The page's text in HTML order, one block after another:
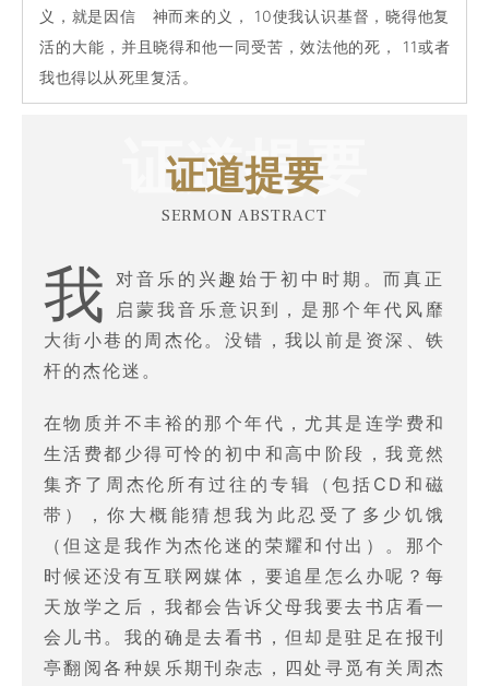
义，就是因信 神而来的义， 10使我认识基督，晓得他复
活的大能，并且晓得和他一同受苦，效法他的死， 11或者
我也得以从死里复活。
证道提要
证道提要
SERMON ABSTRACT
我 对音乐的兴趣始于初中时期。而真正
启蒙我音乐意识到，是那个年代风靡
大街小巷的周杰伦。没错，我以前是资深、铁
杆的杰伦迷。
在物质并不丰裕的那个年代，尤其是连学费和
生活费都少得可怜的初中和高中阶段，我竟然
集齐了周杰伦所有过往的专辑（包括CD和磁
带），你大概能猜想我为此忍受了多少饥饿
（但这是我作为杰伦迷的荣耀和付出）。那个
时候还没有互联网媒体，要追星怎么办呢？每
天放学之后，我都会告诉父母我要去书店看一
会儿书。我的确是去看书，但却是驻足在报刊
亭翻阅各种娱乐期刊杂志，四处寻觅有关周杰